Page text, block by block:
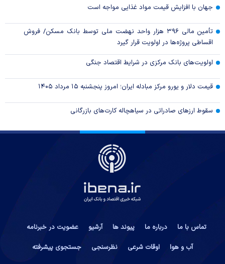
جهان با افزایش قیمت مواد غذایی مواجه است
تأمین مالی ۳۹۶ هزار واحد نهضت ملی توسط بانک مسکن/ فروش
اقساطی پروژه‌ها در اولویت قرار گیرد
اولویت‌های بانک مرکزی در شرایط اقتصاد جنگی
قیمت دلار و یورو مرکز مبادله ایران؛ امروز پنجشنبه ۱۵ مرداد ۱۴۰۵
سقوط ارزهای صادراتی در سیاهچاله کارت‌های بازرگانی
تماس با ما درباره ما پیوند ها آرشیو
عضویت در خبرنامه
آب و هوا
اوقات شرعی نظرسنجی جستجوی پیشرفته